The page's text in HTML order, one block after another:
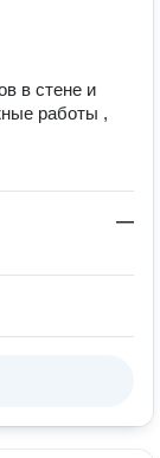
в стене и
работы ,
—